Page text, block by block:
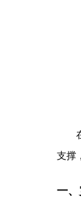
支撑
一